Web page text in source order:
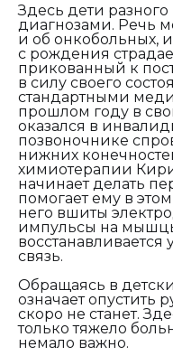
Здесь дети
диагнозами. Речь
и об онкобольных,
с рождения
прикованный к
в силу своего
стандартными
прошлом году в
оказался в
позвоночнике
нижних
химиотерапии
начинает делать
помогает ему в
него вшиты
импульсы на
связь.
Обращаясь в
означает опустить
скоро не станет.
только тяжело
немало важно.